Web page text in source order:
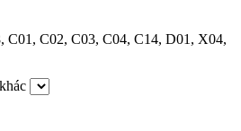
, C01, C02, C03, C04, C14, D01, X04,